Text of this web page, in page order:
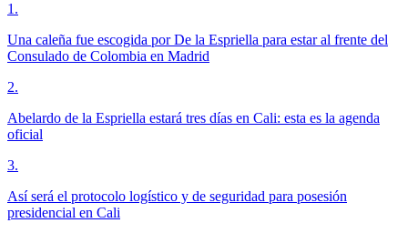
1 .
Una caleña fue escogida por De la Espriella para estar al frente del
Consulado de Colombia en Madrid
2.
Abelardo de la Espriella estará tres días en Cali: esta es la agenda
oficial
3.
Así será el protocolo logístico y de seguridad para posesión
presidencial en Cali